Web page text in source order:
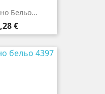
Бельо...
€